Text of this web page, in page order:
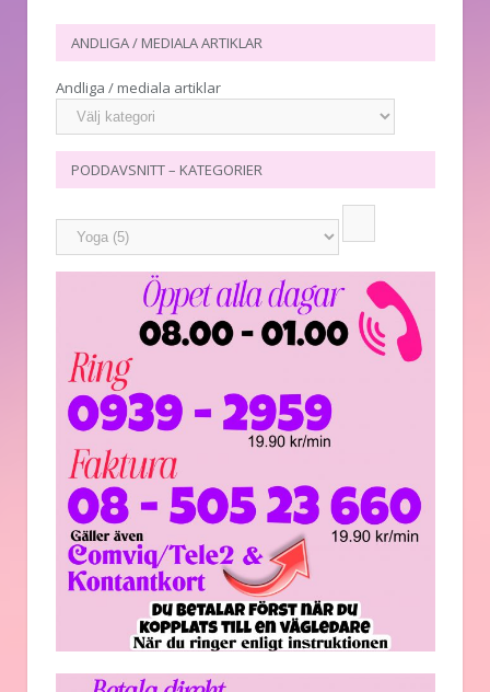
ANDLIGA / MEDIALA ARTIKLAR
Andliga / mediala artiklar
PODDAVSNITT – KATEGORIER